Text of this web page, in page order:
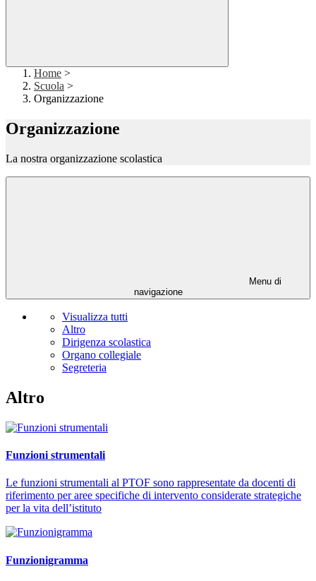
Home >
Scuola >
Organizzazione
Organizzazione
La nostra organizzazione scolastica
Menu di
navigazione
Visualizza tutti
Altro
Dirigenza scolastica
Organo collegiale
Segreteria
Altro
Funzioni strumentali
Le funzioni strumentali al PTOF sono rappresentate da docenti di
riferimento per aree specifiche di intervento considerate strategiche
per la vita dell’istituto
Funzionigramma